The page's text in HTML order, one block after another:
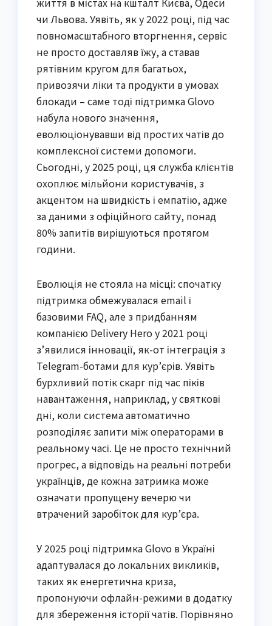
чи Львова. Уявіть, як у 2022 році, під час
повномасштабного вторгнення, сервіс
не просто доставляв їжу, а ставав
рятівним кругом для багатьох,
привозячи ліки та продукти в умовах
блокади – саме тоді підтримка Glovo
набула нового значення,
еволюціонувавши від простих чатів до
комплексної системи допомоги.
Сьогодні, у 2025 році, ця служба клієнтів
охоплює мільйони користувачів, з
акцентом на швидкість і емпатію, адже
за даними з офіційного сайту, понад
80% запитів вирішуються протягом
години.
Еволюція не стояла на місці: спочатку
підтримка обмежувалася email і
базовими FAQ, але з придбанням
компанією Delivery Hero у 2021 році
з’явилися інновації, як-от інтеграція з
Telegram-ботами для кур’єрів. Уявіть
бурхливий потік скарг під час піків
навантаження, наприклад, у святкові
дні, коли система автоматично
розподіляє запити між операторами в
реальному часі. Це не просто технічний
прогрес, а відповідь на реальні потреби
українців, де кожна затримка може
означати пропущену вечерю чи
втрачений заробіток для кур’єра.
У 2025 році підтримка Glovo в Україні
адаптувалася до локальних викликів,
таких як енергетична криза,
пропонуючи офлайн-режими в додатку
для збереження історії чатів. Порівняно